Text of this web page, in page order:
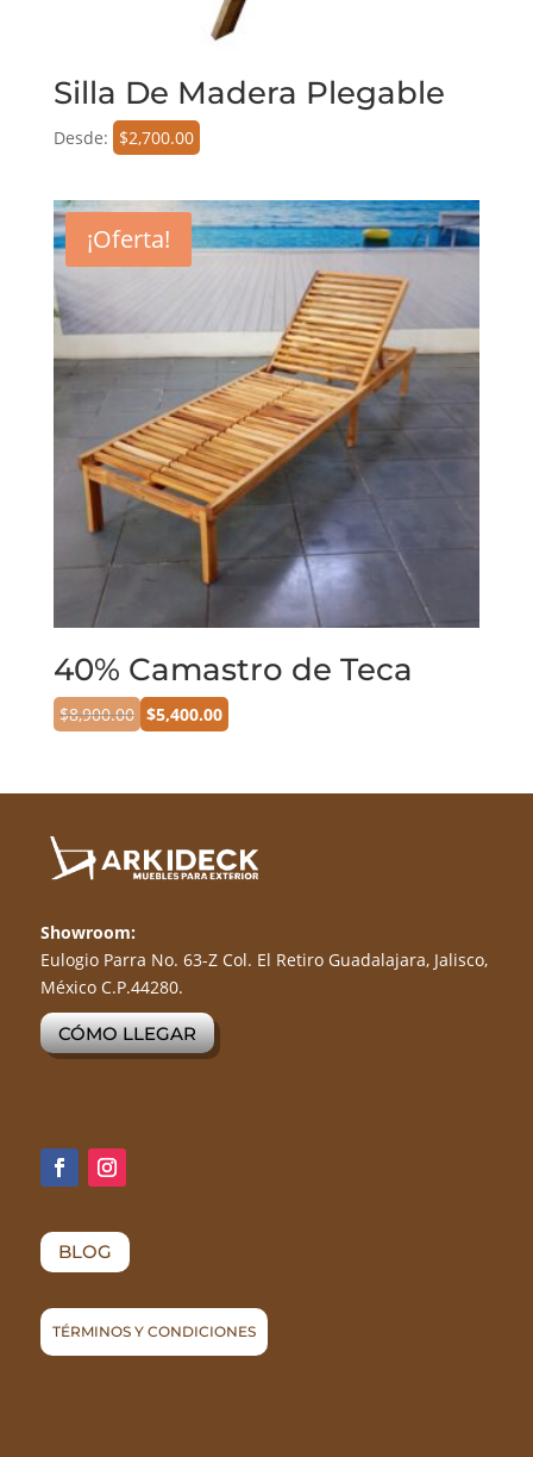
Silla De Madera Plegable
Desde: $2,700.00
¡Oferta!
40% Camastro de Teca
$8,900.00 $5,400.00
Showroom:
Eulogio Parra No. 63-Z Col. El Retiro Guadalajara, Jalisco,
México C.P.44280.
CÓMO LLEGAR
BLOG
TÉRMINOS Y CONDICIONES